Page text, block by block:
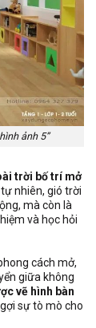
ảnh 5”
trời bố trí mở
nhiên, gió trời
mà còn là
và học hỏi
cách mở,
giữa không
vẽ hình bàn
sự tò mò cho